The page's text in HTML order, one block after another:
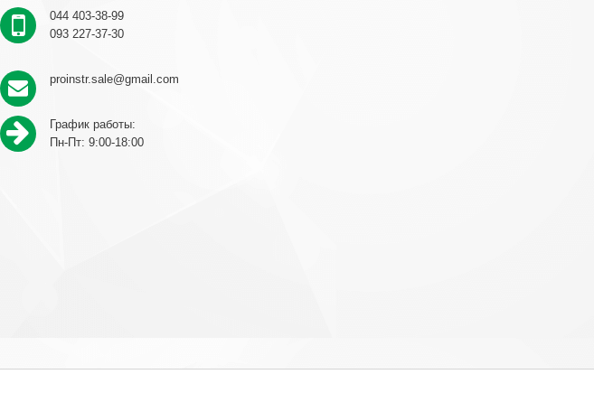
044 403-38-99
093 227-37-30
proinstr.sale@gmail.com
График работы:
Пн-Пт: 9:00-18:00